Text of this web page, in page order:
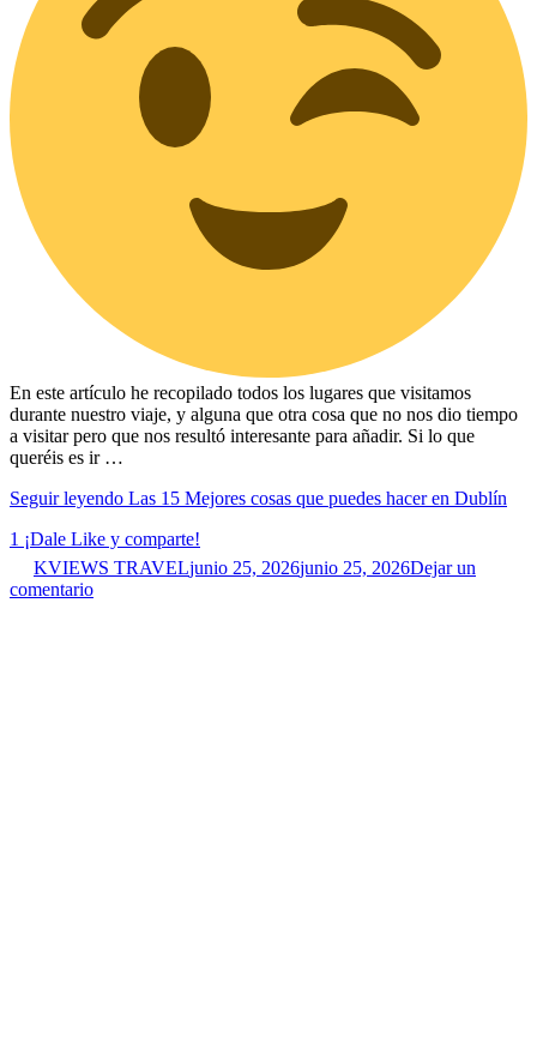
En este artículo he recopilado todos los lugares que visitamos
durante nuestro viaje, y alguna que otra cosa que no nos dio tiempo
a visitar pero que nos resultó interesante para añadir. Si lo que
queréis es ir …
Seguir leyendo Las 15 Mejores cosas que puedes hacer en Dublín
1 ¡Dale Like y comparte!
KVIEWS TRAVELjunio 25, 2026junio 25, 2026Dejar un
comentario